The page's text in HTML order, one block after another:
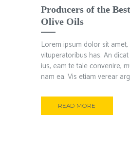
Producers of the
Olive Oils
Lorem ipsum dolor sit
vituperatoribus has. An
ius, eam te tale convenire,
nam ea. Vis etiam verear
READ MORE